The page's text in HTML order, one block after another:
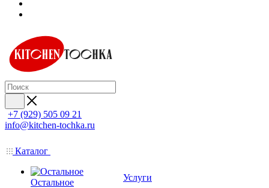
+7 (929) 505 09 21
info@kitchen-tochka.ru
Каталог
Остальное
Услуги